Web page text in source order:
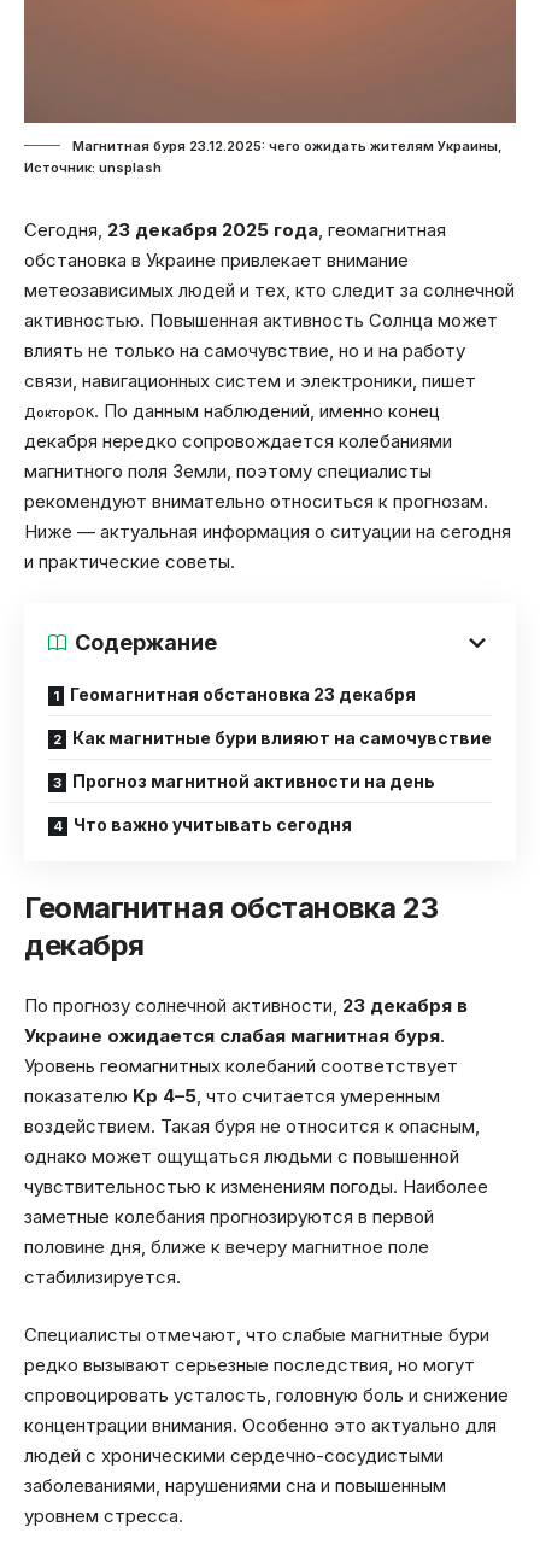
Магнитная буря 23.12.2025: чего ожидать жителям Украины,
Источник: unsplash
Сегодня, 23 декабря 2025 года, геомагнитная
обстановка в Украине привлекает внимание
метеозависимых людей и тех, кто следит за солнечной
активностью. Повышенная активность Солнца может
влиять не только на самочувствие, но и на работу
связи, навигационных систем и электроники, пишет
ДокторОК. По данным наблюдений, именно конец
декабря нередко сопровождается колебаниями
магнитного поля Земли, поэтому специалисты
рекомендуют внимательно относиться к прогнозам.
Ниже — актуальная информация о ситуации на сегодня
и практические советы.
Содержание
Геомагнитная обстановка 23 декабря
Как магнитные бури влияют на самочувствие
Прогноз магнитной активности на день
Что важно учитывать сегодня
Геомагнитная обстановка 23
декабря
По прогнозу солнечной активности, 23 декабря в
Украине ожидается слабая магнитная буря.
Уровень геомагнитных колебаний соответствует
показателю Kp 4–5, что считается умеренным
воздействием. Такая буря не относится к опасным,
однако может ощущаться людьми с повышенной
чувствительностью к изменениям погоды. Наиболее
заметные колебания прогнозируются в первой
половине дня, ближе к вечеру магнитное поле
стабилизируется.
Специалисты отмечают, что слабые магнитные бури
редко вызывают серьезные последствия, но могут
спровоцировать усталость, головную боль и снижение
концентрации внимания. Особенно это актуально для
людей с хроническими сердечно-сосудистыми
заболеваниями, нарушениями сна и повышенным
уровнем стресса.